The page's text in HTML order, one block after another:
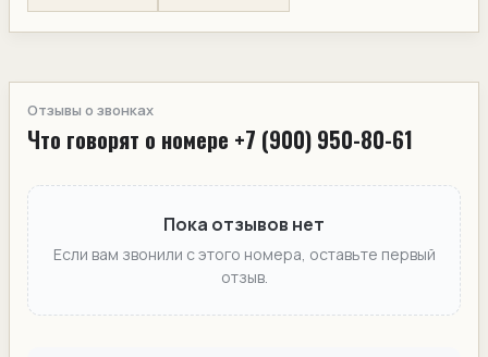
Отзывы о звонках
Что говорят о номере +7 (900) 950-80-61
Пока отзывов нет
Если вам звонили с этого номера, оставьте первый
отзыв.